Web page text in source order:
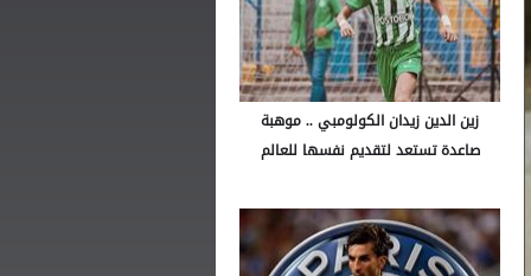
زين الدين زيدان الكولومبي .. موهبة
صاعدة تستعد لتقديم نفسها للعالم